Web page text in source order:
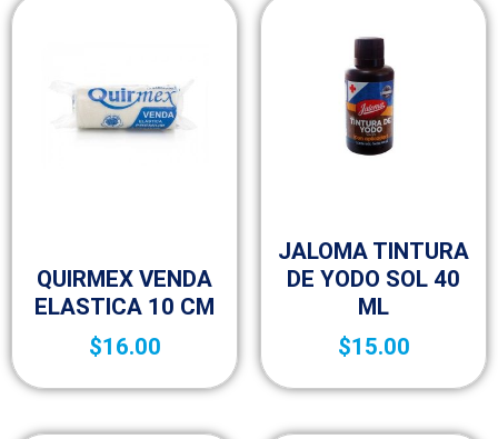
QUIRMEX VENDA
ELASTICA 10 CM
$16.00
JALOMA TINTURA
DE YODO SOL 40
ML
$15.00